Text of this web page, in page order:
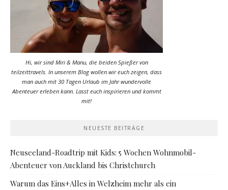
Hi, wir sind Miri & Manu, die beiden Spießer von
teilzeittravels. In unserem Blog wollen wir euch zeigen, dass
man auch mit 30 Tagen Urlaub im Jahr wundervolle
Abenteuer erleben kann. Lasst euch inspirieren und kommt
mit!
NEUESTE BEITRÄGE
Neuseeland-Roadtrip mit Kids: 5 Wochen Wohnmobil-
Abenteuer von Auckland bis Christchurch
Warum das Eins+Alles in Welzheim mehr als ein